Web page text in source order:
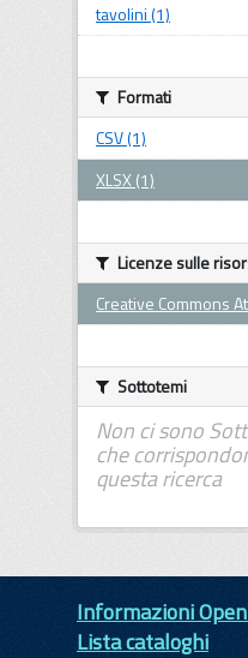
tavolini (1)
Formati
CSV (1)
XLSX (1)
Licenze sulle
Creative Commons
Sottotemi
Non ci sono
che
questa ricerca
Informazioni
Lista cataloghi